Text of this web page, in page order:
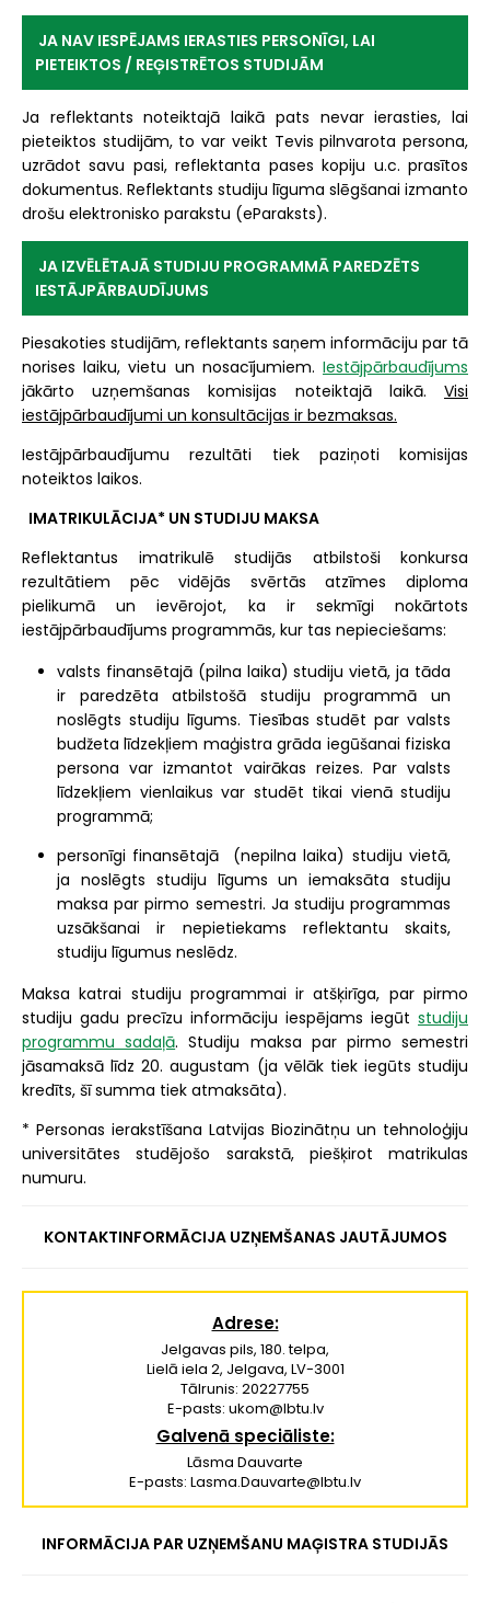
JA NAV IESPĒJAMS IERASTIES PERSONĪGI, LAI
PIETEIKTOS / REĢISTRĒTOS STUDIJĀM
Ja reflektants noteiktajā laikā pats nevar ierasties, lai
pieteiktos studijām, to var veikt Tevis pilnvarota persona,
uzrādot savu pasi, reflektanta pases kopiju u.c. prasītos
dokumentus. Reflektants studiju līguma slēgšanai izmanto
drošu elektronisko parakstu (eParaksts).
JA IZVĒLĒTAJĀ STUDIJU PROGRAMMĀ PAREDZĒTS
IESTĀJPĀRBAUDĪJUMS
Piesakoties studijām, reflektants saņem informāciju par tā
norises laiku, vietu un nosacījumiem. Iestājpārbaudījums
jākārto uzņemšanas komisijas noteiktajā laikā. Visi
iestājpārbaudījumi un konsultācijas ir bezmaksas.
Iestājpārbaudījumu rezultāti tiek paziņoti komisijas
noteiktos laikos.
IMATRIKULĀCIJA* UN STUDIJU MAKSA
Reflektantus imatrikulē studijās atbilstoši konkursa
rezultātiem pēc vidējās svērtās atzīmes diploma
pielikumā un ievērojot, ka ir sekmīgi nokārtots
iestājpārbaudījums programmās, kur tas nepieciešams:
valsts finansētajā (pilna laika) studiju vietā, ja tāda
ir paredzēta atbilstošā studiju programmā un
noslēgts studiju līgums. Tiesības studēt par valsts
budžeta līdzekļiem maģistra grāda iegūšanai fiziska
persona var izmantot vairākas reizes. Par valsts
līdzekļiem vienlaikus var studēt tikai vienā studiju
programmā;
personīgi finansētajā (nepilna laika) studiju vietā,
ja noslēgts studiju līgums un iemaksāta studiju
maksa par pirmo semestri. Ja studiju programmas
uzsākšanai ir nepietiekams reflektantu skaits,
studiju līgumus neslēdz.
Maksa katrai studiju programmai ir atšķirīga, par pirmo
studiju gadu precīzu informāciju iespējams iegūt studiju
programmu sadaļā. Studiju maksa par pirmo semestri
jāsamaksā līdz 20. augustam (ja vēlāk tiek iegūts studiju
kredīts, šī summa tiek atmaksāta).
* Personas ierakstīšana Latvijas Biozinātņu un tehnoloģiju
universitātes studējošo sarakstā, piešķirot matrikulas
numuru.
KONTAKTINFORMĀCIJA UZŅEMŠANAS JAUTĀJUMOS
Adrese:
Jelgavas pils, 180. telpa,
Lielā iela 2, Jelgava, LV-3001
Tālrunis: 20227755
E-pasts: ukom@lbtu.lv
Galvenā speciāliste:
Lāsma Dauvarte
E-pasts: Lasma.Dauvarte@lbtu.lv
INFORMĀCIJA PAR UZŅEMŠANU MAĢISTRA STUDIJĀS